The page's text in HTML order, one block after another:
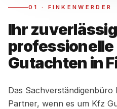
01 · FINKENWERDER
Ihr
professionelle
Gutachten in
Das
Partner, wenn es um Kfz